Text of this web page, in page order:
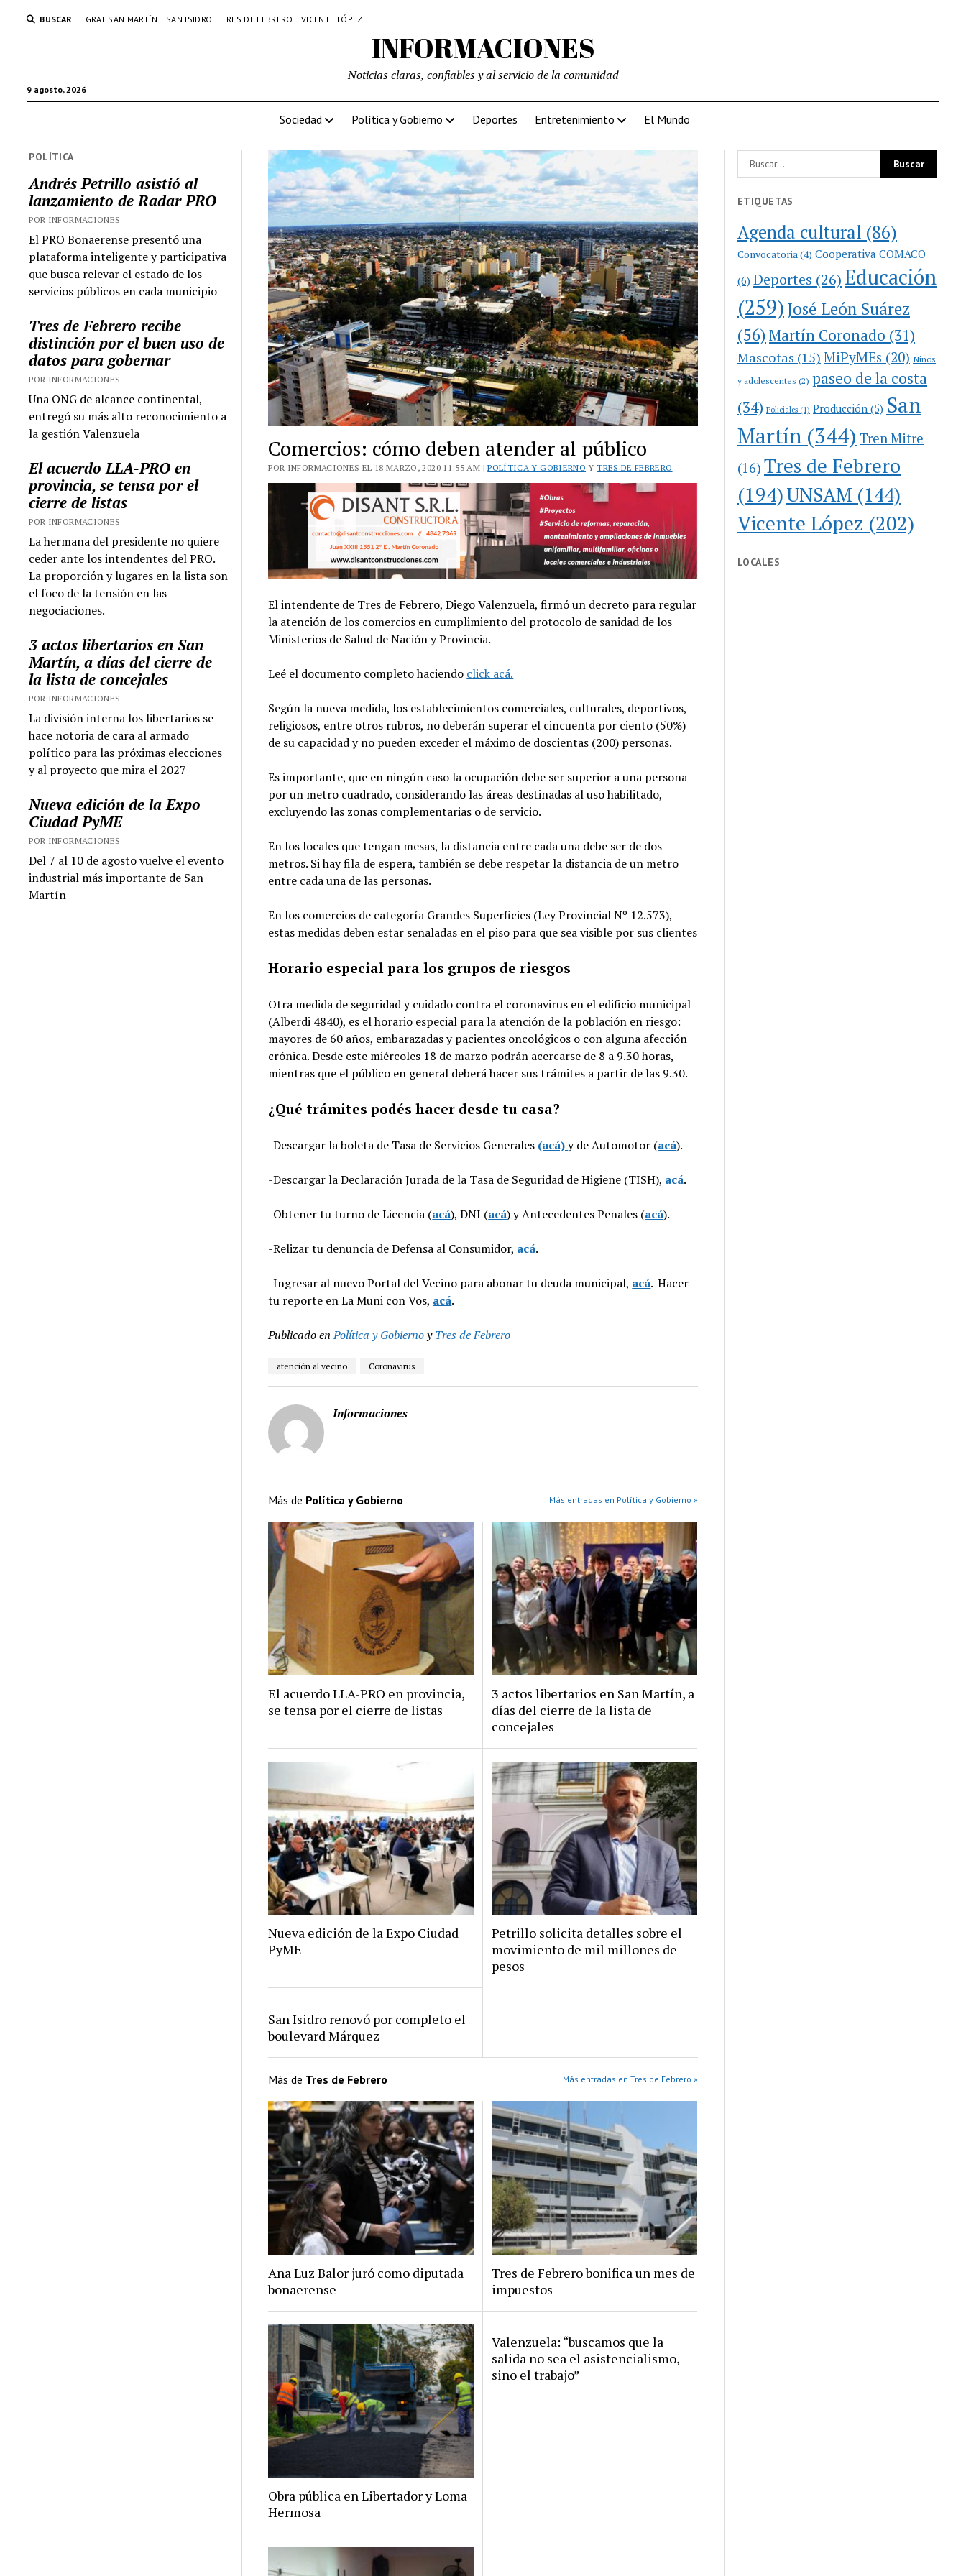
BUSCAR GRAL SAN MARTÍN SAN ISIDRO TRES DE FEBRERO VICENTE LÓPEZ
INFORMACIONES
9 agosto, 2026
Noticias claras, confiables y al servicio de la comunidad
Sociedad Política y Gobierno Deportes Entretenimiento El Mundo
POLÍTICA
Andrés Petrillo asistió al
lanzamiento de Radar PRO
POR INFORMACIONES
El PRO Bonaerense presentó una
plataforma inteligente y participativa
que busca relevar el estado de los
servicios públicos en cada municipio
Tres de Febrero recibe
distinción por el buen uso de
datos para gobernar
POR INFORMACIONES
Una ONG de alcance continental,
entregó su más alto reconocimiento a
la gestión Valenzuela
El acuerdo LLA-PRO en
provincia, se tensa por el
cierre de listas
POR INFORMACIONES
La hermana del presidente no quiere
ceder ante los intendentes del PRO.
La proporción y lugares en la lista son
el foco de la tensión en las
negociaciones.
3 actos libertarios en San
Martín, a días del cierre de
la lista de concejales
POR INFORMACIONES
La división interna los libertarios se
hace notoria de cara al armado
político para las próximas elecciones
y al proyecto que mira el 2027
Nueva edición de la Expo
Ciudad PyME
POR INFORMACIONES
Del 7 al 10 de agosto vuelve el evento
industrial más importante de San
Martín
Comercios: cómo deben atender al público
POR INFORMACIONES EL 18 MARZO, 2020 11:55 AM |POLÍTICA Y GOBIERNO YTRES DE FEBRERO
El intendente de Tres de Febrero, Diego Valenzuela, firmó un decreto para regular
la atención de los comercios en cumplimiento del protocolo de sanidad de los
Ministerios de Salud de Nación y Provincia.
Leé el documento completo haciendo click acá.
Según la nueva medida, los establecimientos comerciales, culturales, deportivos,
religiosos, entre otros rubros, no deberán superar el cincuenta por ciento (50%)
de su capacidad y no pueden exceder el máximo de doscientas (200) personas.
Es importante, que en ningún caso la ocupación debe ser superior a una persona
por un metro cuadrado, considerando las áreas destinadas al uso habilitado,
excluyendo las zonas complementarias o de servicio.
En los locales que tengan mesas, la distancia entre cada una debe ser de dos
metros. Si hay fila de espera, también se debe respetar la distancia de un metro
entre cada una de las personas.
En los comercios de categoría Grandes Superficies (Ley Provincial Nº 12.573),
estas medidas deben estar señaladas en el piso para que sea visible por sus clientes
Horario especial para los grupos de riesgos
Otra medida de seguridad y cuidado contra el coronavirus en el edificio municipal
(Alberdi 4840), es el horario especial para la atención de la población en riesgo:
mayores de 60 años, embarazadas y pacientes oncológicos o con alguna afección
crónica. Desde este miércoles 18 de marzo podrán acercarse de 8 a 9.30 horas,
mientras que el público en general deberá hacer sus trámites a partir de las 9.30.
¿Qué trámites podés hacer desde tu casa?
-Descargar la boleta de Tasa de Servicios Generales (acá)y de Automotor (acá).
-Descargar la Declaración Jurada de la Tasa de Seguridad de Higiene (TISH), acá.
-Obtener tu turno de Licencia (acá), DNI (acá) y Antecedentes Penales (acá).
-Relizar tu denuncia de Defensa al Consumidor, acá.
-Ingresar al nuevo Portal del Vecino para abonar tu deuda municipal, acá.-Hacer
tu reporte en La Muni con Vos, acá.
Publicado en Política y GobiernoyTres de Febrero
atención al vecino Coronavirus
Informaciones
Más de Política y Gobierno Más entradas en Política y Gobierno »
El acuerdo LLA-PRO en provincia,
se tensa por el cierre de listas
3 actos libertarios en San Martín, a
días del cierre de la lista de
concejales
Nueva edición de la Expo Ciudad
PyME
Petrillo solicita detalles sobre el
movimiento de mil millones de
pesos
San Isidro renovó por completo el
boulevard Márquez
Más de Tres de Febrero Más entradas en Tres de Febrero »
Ana Luz Balor juró como diputada
bonaerense
Tres de Febrero bonifica un mes de
impuestos
Obra pública en Libertador y Loma
Hermosa
Valenzuela: “buscamos que la
salida no sea el asistencialismo,
sino el trabajo”
ETIQUETAS
Agenda cultural (86)
Convocatoria (4) Cooperativa COMACO
(6) Deportes (26)Educación
(259)José León Suárez
(56)Martín Coronado (31)
Mascotas (15) MiPyMEs (20) Niños
y adolescentes (2) paseo de la costa
(34) Policiales (1) Producción (5) San
Martín (344) Tren Mitre
(16) Tres de Febrero
(194)UNSAM (144)
Vicente López (202)
LOCALES